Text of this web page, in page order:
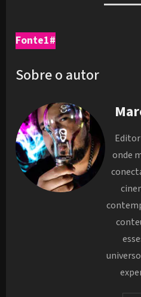
Fonte1#
Sobre o autor
onde